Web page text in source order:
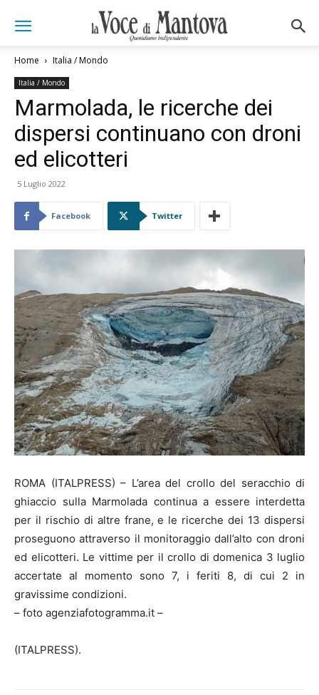
Home Italia / Mondo
Italia / Mondo
Marmolada, le ricerche dei
dispersi continuano con droni
ed elicotteri
5 Luglio 2022
Facebook Twitter
ROMA (ITALPRESS) – L’area del crollo del seracchio di
ghiaccio sulla Marmolada continua a essere interdetta
per il rischio di altre frane, e le ricerche dei 13 dispersi
proseguono attraverso il monitoraggio dall’alto con droni
ed elicotteri. Le vittime per il crollo di domenica 3 luglio
accertate al momento sono 7, i feriti 8, di cui 2 in
gravissime condizioni.
– foto agenziafotogramma.it –
(ITALPRESS).